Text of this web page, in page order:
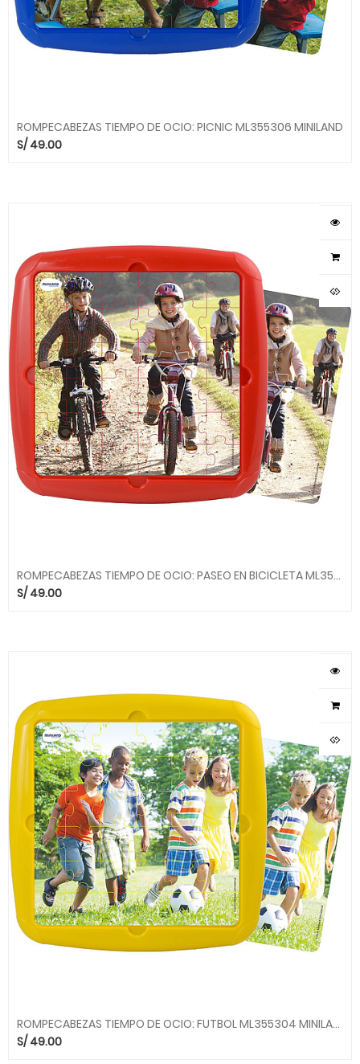
ROMPECABEZAS TIEMPO DE OCIO: PICNIC ML355306 MINILAND
S/49.00
ROMPECABEZAS TIEMPO DE OCIO: PASEO EN BICICLETA ML355303 MINILAND
S/49.00
ROMPECABEZAS TIEMPO DE OCIO: FUTBOL ML355304 MINILAND
S/49.00